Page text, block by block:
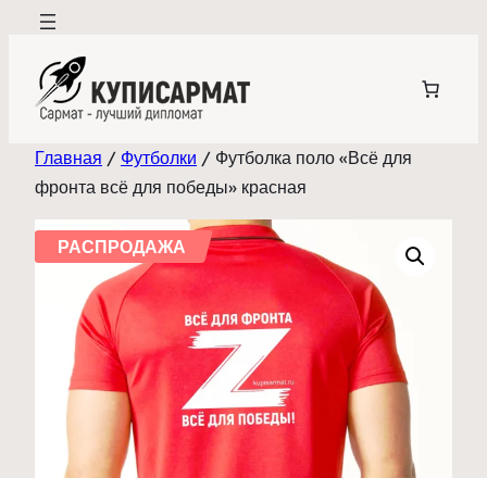
Перейти
содержимому
Главная / Футболки / Футболка поло «Всё для
фронта всё для победы» красная
РАСПРОДАЖА